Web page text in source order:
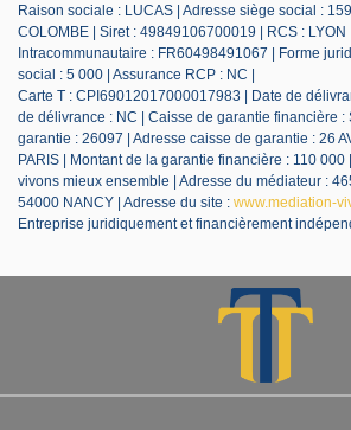
Raison sociale : LUCAS | Adresse siège social :
COLOMBE | Siret : 49849106700019 | RCS : LYON
Intracommunautaire : FR60498491067 | Forme
social : 5 000 | Assurance RCP : NC |
Carte T : CPI69012017000017983 | Date de
de délivrance : NC | Caisse de garantie financière :
garantie : 26097 | Adresse caisse de garantie : 26
PARIS | Montant de la garantie financière : 110
vivons mieux ensemble | Adresse du médiateur :
54000 NANCY | Adresse du site : www.mediation-
Entreprise juridiquement et financièrement